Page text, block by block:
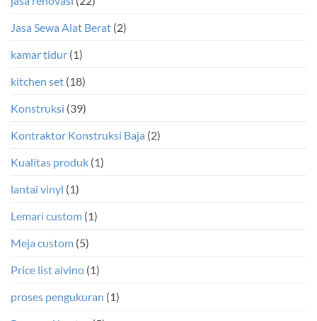
Jasa Sewa Alat Berat (2)
kamar tidur (1)
kitchen set (18)
Konstruksi (39)
Kontraktor Konstruksi Baja (2)
Kualitas produk (1)
lantai vinyl (1)
Lemari custom (1)
Meja custom (5)
Price list alvino (1)
proses pengukuran (1)